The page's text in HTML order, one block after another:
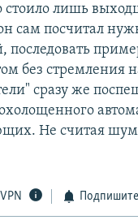
лишь
сам посчитал
последовать
без стремления
сразу же
Не считая